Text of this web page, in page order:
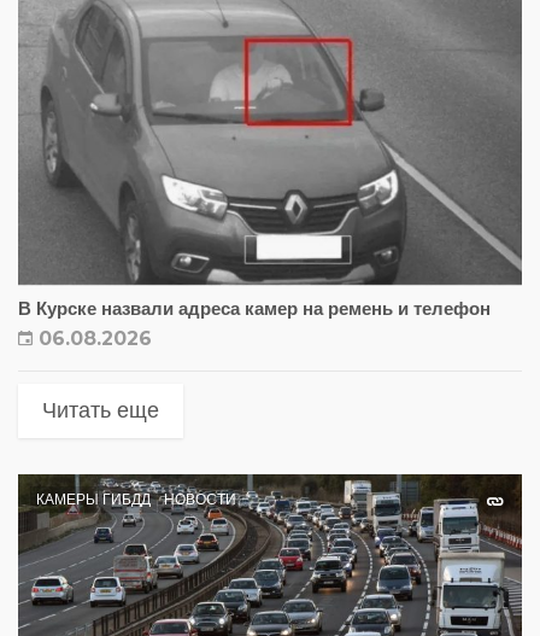
В Курске назвали адреса камер на ремень и телефон
06.08.2026
Читать еще
КАМЕРЫ ГИБДД НОВОСТИ